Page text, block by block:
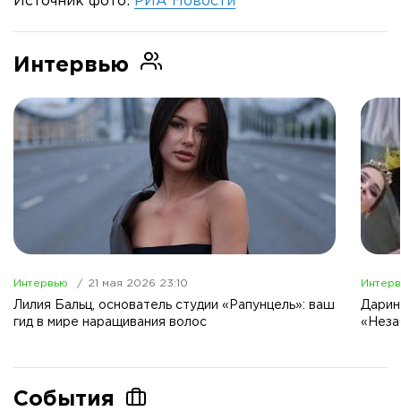
Интервью
Интервью 21 мая 2026 23:10
Лилия Бальц, основатель студии «Рапунцель»: ваш
гид в мире наращивания волос
События